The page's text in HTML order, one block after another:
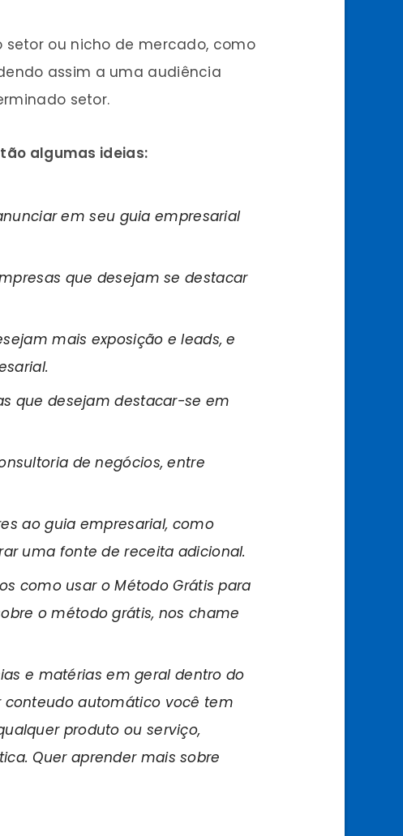
ou nicho de mercado, como
assim a uma audiência
setor.
algumas ideias:
em seu guia empresarial
que desejam se destacar
mais exposição e leads, e
que desejam destacar-se em
de negócios, entre
ao guia empresarial, como
uma fonte de receita adicional.
como usar o Método Grátis para
o método grátis, nos chame
e matérias em geral dentro do
conteudo automático você tem
produto ou serviço,
Quer aprender mais sobre